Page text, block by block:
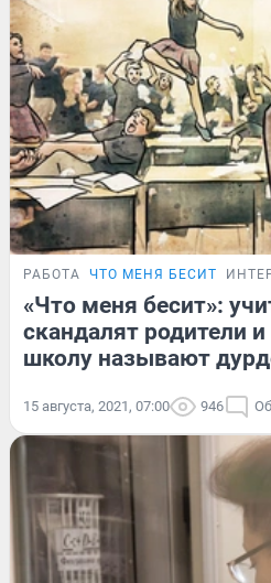
РАБОТА ЧТО МЕНЯ БЕСИТ
«Что меня бесит»:
скандалят родители и
школу называют
15 августа, 2021, 07:00 946